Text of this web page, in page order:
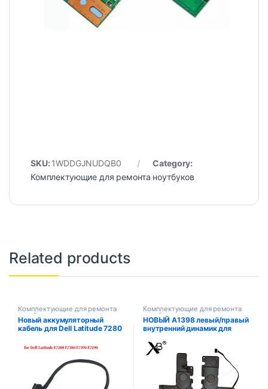
SKU: 1WDDGJNUDQB0
Category:
Комплектующие для ремонта ноутбуков
Related products
Комплектующие для ремонта
ноутбуков
Новый аккумуляторный
кабель для Dell Latitude 7280
DC02002NG00
Комплектующие для ремонта
ноутбуков
НОВЫЙ A1398 левый/правый
внутренний динамик для
A1398 Замена динамика L/R
2012 2013 2014 2015 год